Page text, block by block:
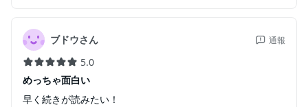
ブドウさん 通報
5.0
めっちゃ面白い
早く続きが読みたい！